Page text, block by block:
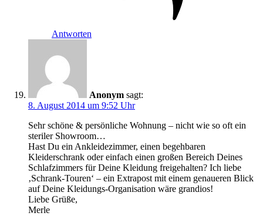
Antworten
Anonym sagt:
8. August 2014 um 9:52 Uhr
Sehr schöne & persönliche Wohnung – nicht wie so oft ein
steriler Showroom…
Hast Du ein Ankleidezimmer, einen begehbaren
Kleiderschrank oder einfach einen großen Bereich Deines
Schlafzimmers für Deine Kleidung freigehalten? Ich liebe
‚Schrank-Touren‘ – ein Extrapost mit einem genaueren Blick
auf Deine Kleidungs-Organisation wäre grandios!
Liebe Grüße,
Merle